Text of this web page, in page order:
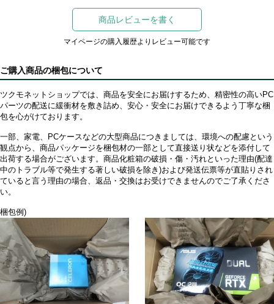
商品レビューを書く
マイページの購入履歴よりレビュー可能です
ご購入商品の梱包について
ツクモネットショップでは、商品を安全にお届けするため、精密性の高いPC
パーツの配送に緩衝材を敷き詰め、安心・安全にお届けできるよう丁寧な梱
包を心がけております。
一部、家電、PCケースなどの大型商品につきましては、環境への配慮という
観点から、商品パッケージを梱包材の一部として直接送り状などを添付して
出荷する場合がございます。商品化粧箱の破損・傷・汚れといった理由(配達
中のトラブル等で発生する著しい破損を除き)および発送伝票等が直貼りされ
ていると言う理由の場合、返品・交換はお受けできませんのでご了承くださ
い。
梱包例)